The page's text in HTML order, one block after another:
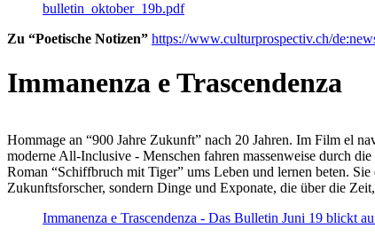
bulletin_oktober_19b.pdf
Zu “Poetische Notizen” https://www.culturprospectiv.ch/
Immanenza e Trascendenza
Hommage an “900 Jahre Zukunft” nach 20 Jahren. Im Film el
moderne All-Inclusive - Menschen fahren massenweise durch
Roman “Schiffbruch mit Tiger” ums Leben und lernen beten.
Zukunftsforscher, sondern Dinge und Exponate, die über die
Immanenza e Trascendenza - Das Bulletin Juni 19 blickt